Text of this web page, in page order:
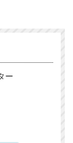
ー